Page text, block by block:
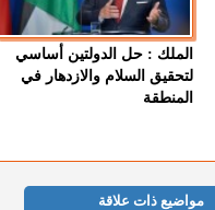
الملك : حل الدولتين أساسي
لتحقيق السلام والازدهار في
المنطقة
مواضيع ذات علاقة